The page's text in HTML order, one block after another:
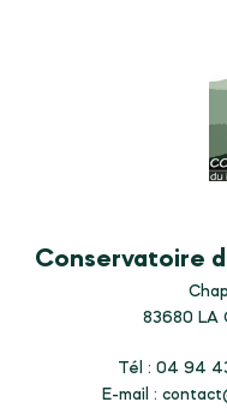
Conservatoire
83680 LA
Tél : 04 94
E-mail :